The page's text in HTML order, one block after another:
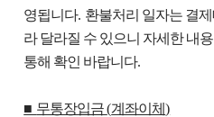
영됩니다. 환불처리 일자는 결
라 달라질 수 있으니 자세한 내
통해 확인 바랍니다.
■ 무통장입금(계좌이체)